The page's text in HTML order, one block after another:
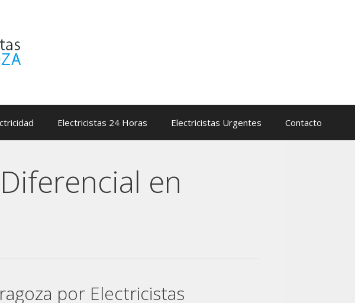
Electricistas 24 Horas Electricistas Urgentes Contacto
en
por Electricistas